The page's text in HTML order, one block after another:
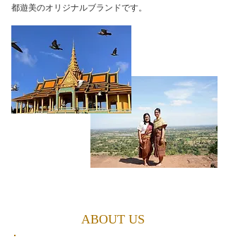
都遊美のオリジナルブランドです。
ABOUT US